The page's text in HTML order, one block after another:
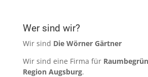
Wer sind wir?
Wir sind Die Wörner Gärtner
Wir sind eine Firma für
Region Augsburg.